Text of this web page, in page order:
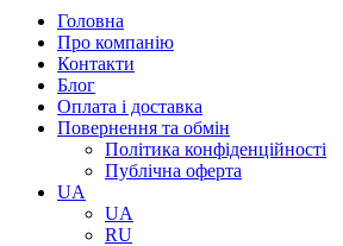
Головна
Про компанію
Контакти
Блог
Оплата і доставка
Повернення та обмін
Політика конфіденційності
Публічна оферта
UA
UA
RU